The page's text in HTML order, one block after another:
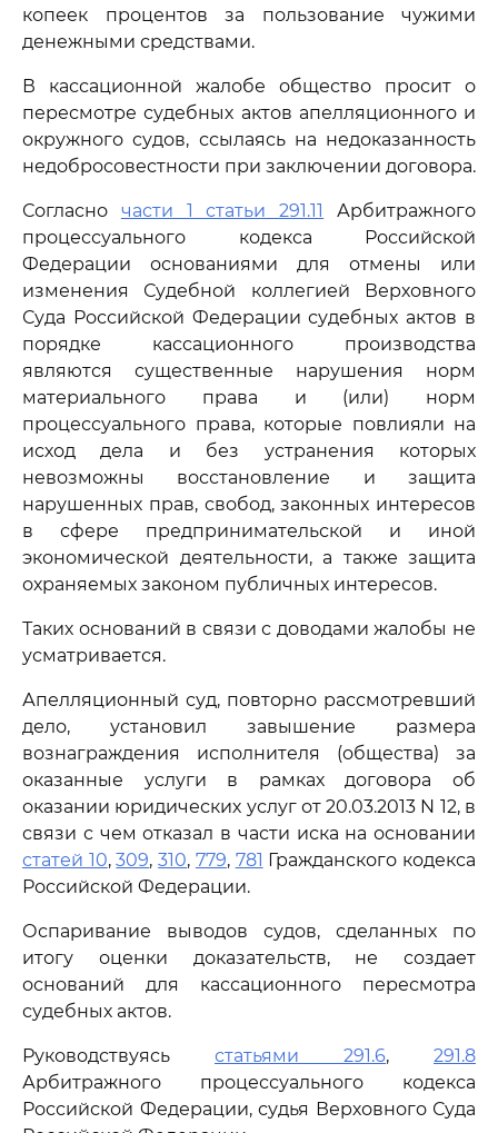
копеек процентов за пользование чужими
денежными средствами.
В кассационной жалобе общество просит о
пересмотре судебных актов апелляционного и
окружного судов, ссылаясь на недоказанность
недобросовестности при заключении договора.
Согласно части 1 статьи 291.11
Арбитражного
процессуального кодекса Российской
Федерации основаниями для отмены или
изменения Судебной коллегией Верховного
Суда Российской Федерации судебных актов в
порядке кассационного производства
являются существенные нарушения норм
материального права и (или) норм
процессуального права, которые повлияли на
исход дела и без устранения которых
невозможны восстановление и защита
нарушенных прав, свобод, законных интересов
в сфере предпринимательской и иной
экономической деятельности, а также защита
охраняемых законом публичных интересов.
Таких оснований в связи с доводами жалобы не
усматривается.
Апелляционный суд, повторно рассмотревший
дело, установил завышение размера
вознаграждения исполнителя (общества) за
оказанные услуги в рамках договора об
оказании юридических услуг от 20.03.2013 N 12, в
связи с чем отказал в части иска на основании
статей 10,309,310, 779, 781 Гражданского кодекса
Российской Федерации.
Оспаривание выводов судов, сделанных по
итогу оценки доказательств, не создает
оснований для кассационного пересмотра
судебных актов.
Руководствуясь статьями 291.6, 291.8
Арбитражного процессуального кодекса
Российской Федерации, судья Верховного Суда